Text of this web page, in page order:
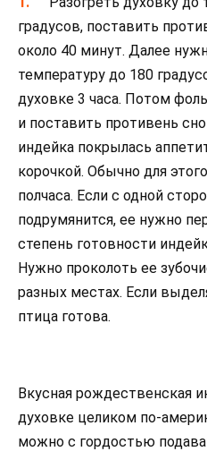
градусов, поставить
около 40 минут. Далее
температуру до 180
духовке 3 часа. Потом
и поставить противень
индейка покрылась
корочкой. Обычно для
полчаса. Если с одной
подрумянится, ее нужно
степень готовности
Нужно проколоть ее
разных местах. Если
птица готова.
Вкусная рождественская
духовке целиком по-
можно с гордостью